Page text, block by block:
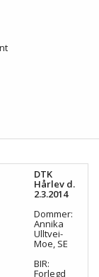
DTK
Hårlev d.
2.3.2014
Dommer:
Annika
Ulltvei-
Moe, SE
BIR:
Forlegd